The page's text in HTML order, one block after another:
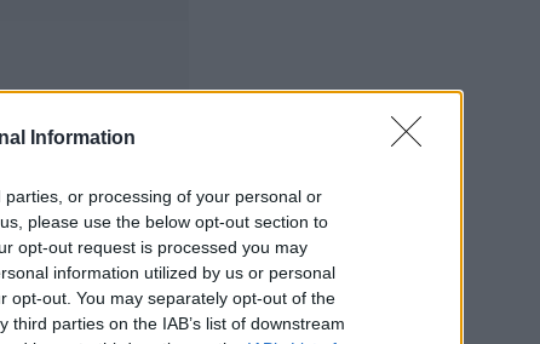
Information
or processing of your personal or
please use the below opt-out section to
opt-out request is processed you may
information utilized by us or personal
opt-out. You may separately opt-out of the
parties on the IAB’s list of downstream
Αθλητίατρος: Όταν η έντονη άσκηση διαρκεί
πάνω από μία ώρα, να ενυδατώνεστε με
αθλητικά ποτά -Δεν είναι αναψυκτικά
GASTRONOMIE
Η Ελλάδα σε ένα πιάτο: Σύκα με φέτα στον
φούρνο -Το απόλυτο καλοκαιρινό ορεκτικό
Το βίντεο που πόσταρε η Μαρίνα Βερνίκου